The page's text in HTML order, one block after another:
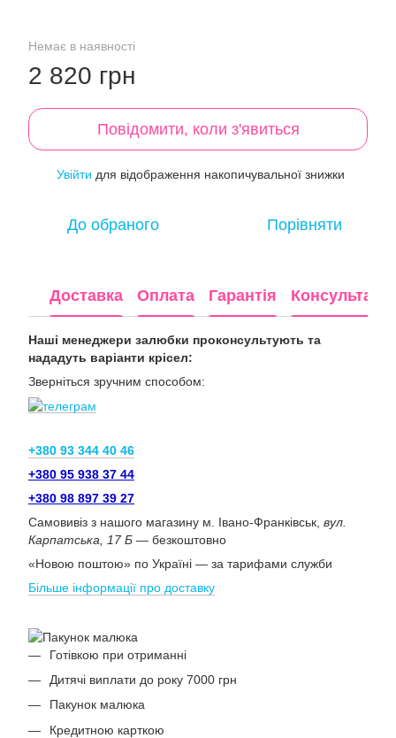
Немає в наявності
2 820 грн
Повідомити, коли з'явиться
Увійти для відображення накопичувальної знижки
До обраного Порівняти
Доставка Оплата Гарантія Консультація
Наші менеджери залюбки проконсультують та
нададуть варіанти крісел:
Зверніться зручним способом:
+380 93 344 40 46
+380 95 938 37 44
+380 98 897 39 27
Самовивіз з нашого магазину м. Івано-Франківськ, вул.
Карпатська, 17 Б — безкоштовно
«Новою поштою» по Україні — за тарифами служби
Більше інформації про доставку
Готівкою при отриманні
Дитячі виплати до року 7000 грн
Пакунок малюка
Кредитною карткою